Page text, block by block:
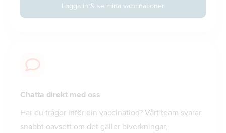
Logga in & se mina vaccinationer
Chatta direkt med oss
Har du frågor inför din vaccination? Vårt team svarar
snabbt oavsett om det gäller biverkningar,